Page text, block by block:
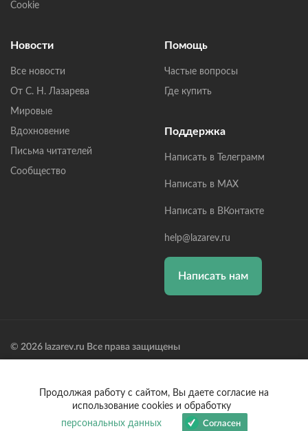
Cookie
Новости
Все новости
От С. Н. Лазарева
Мировые
Вдохновение
Письма читателей
Сообщество
Помощь
Частые вопросы
Где купить
Поддержка
Написать в Телеграмм
Написать в MAX
Написать в ВКонтакте
help@lazarev.ru
Написать нам
© 2026 lazarev.ru Все права защищены
Банк: ОАО "АЛЬФА-БАНК" БИК: 044525593, К/С:
30101810200000000593
Продолжая работу с сайтом, Вы даете согласие на
использование cookies и обработку
персональных данных
Согласен